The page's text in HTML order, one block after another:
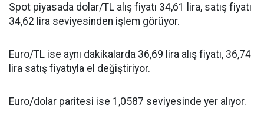
Spot piyasada dolar/TL alış fiyatı 34,61 lira, satış fiyatı
34,62 lira seviyesinden işlem görüyor.
Euro/TL ise aynı dakikalarda 36,69 lira alış fiyatı, 36,74
lira satış fiyatıyla el değiştiriyor.
Euro/dolar paritesi ise 1,0587 seviyesinde yer alıyor.